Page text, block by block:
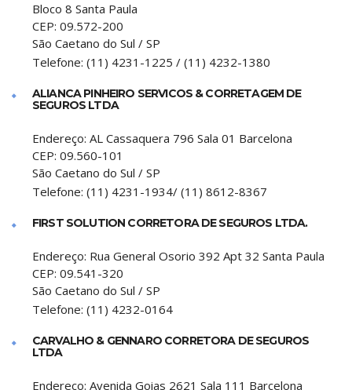
Bloco 8 Santa Paula
CEP: 09.572-200
São Caetano do Sul / SP
Telefone: (11) 4231-1225 / (11) 4232-1380
ALIANCA PINHEIRO SERVICOS & CORRETAGEM DE
SEGUROS LTDA
Endereço: AL Cassaquera 796 Sala 01 Barcelona
CEP: 09.560-101
São Caetano do Sul / SP
Telefone: (11) 4231-1934/ (11) 8612-8367
FIRST SOLUTION CORRETORA DE SEGUROS LTDA.
Endereço: Rua General Osorio 392 Apt 32 Santa Paula
CEP: 09.541-320
São Caetano do Sul / SP
Telefone: (11) 4232-0164
CARVALHO & GENNARO CORRETORA DE SEGUROS
LTDA
Endereço: Avenida Goias 2621 Sala 111 Barcelona